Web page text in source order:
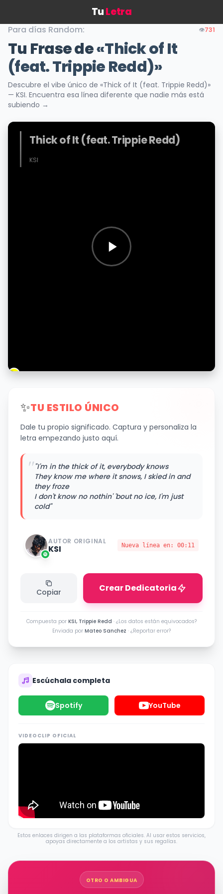
TuLetra
Para días Random: 👁️731
Tu Frase de«Thick of It
(feat. Trippie Redd)»
Descubre el vibe único de «Thick of It (feat. Trippie Redd)»
— KSI. Encuentra esa línea diferente que nadie más está
subiendo →
Thick of It (feat. Trippie Redd)
KSI
✨TU ESTILO ÚNICO
Dale tu propio significado. Captura y personaliza la
letra empezando justo aquí.
""I'm in the thick of it, everybody knows
They know me where it snows, I skied in and
they froze
I don't know no nothin' 'bout no ice, I'm just
cold"
AUTOR ORIGINAL
KSI Nueva línea en: 00:11
Copiar Crear Dedicatoria
Compuesta por KSI, Trippie Redd · ¿Los datos están equivocados?
Enviada por Mateo Sanchez · ¿Reportar error?
Escúchala completa
Spotify YouTube
VIDEOCLIP OFICIAL
Estos enlaces dirigen a las plataformas oficiales. Al usar estos servicios,
apoyas directamente a los artistas y sus regalías.
OTRO O AMBIGUA